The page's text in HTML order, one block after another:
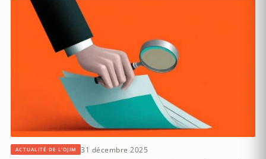
ACTUALITÉ DE L'OJIM 31 décembre 2025